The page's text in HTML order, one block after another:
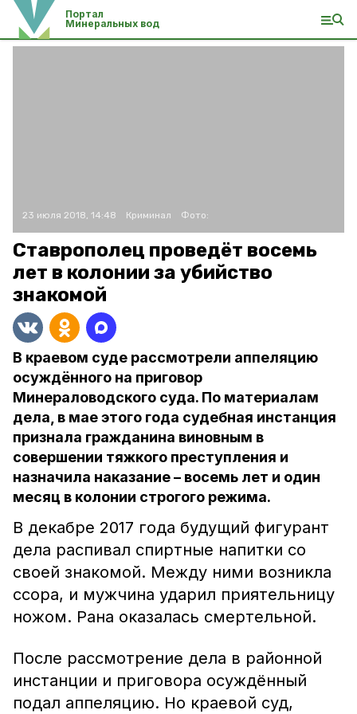
Портал
Минеральных вод
23 июля 2018, 14:48 Криминал Фото:
Ставрополец проведёт восемь
лет в колонии за убийство
знакомой
В краевом суде рассмотрели аппеляцию
осуждённого на приговор
Минераловодского суда. По материалам
дела, в мае этого года судебная инстанция
признала гражданина виновным в
совершении тяжкого преступления и
назначила наказание – восемь лет и один
месяц в колонии строгого режима.
В декабре 2017 года будущий фигурант
дела распивал спиртные напитки со
своей знакомой. Между ними возникла
ссора, и мужчина ударил приятельницу
ножом. Рана оказалась смертельной.
После рассмотрение дела в районной
инстанции и приговора осуждённый
подал аппеляцию. Но краевой суд,